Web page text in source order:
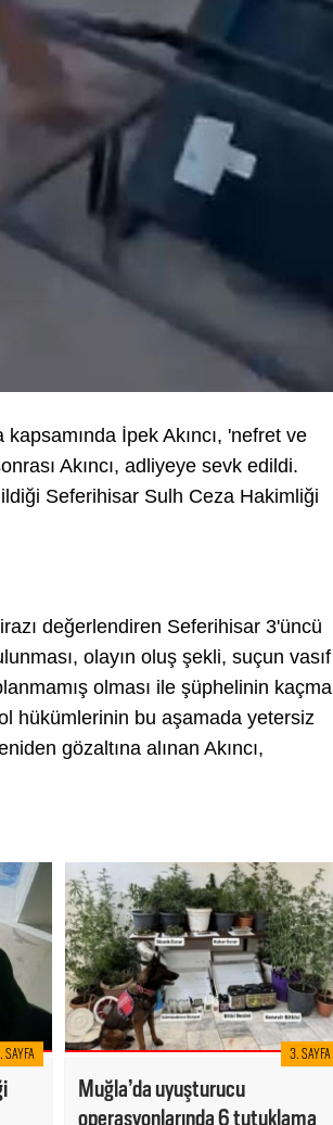
İpek Akıncı, 'nefret ve
Akıncı, adliyeye sevk edildi.
Seferihisar Sulh Ceza Hakimliği
değerlendiren Seferihisar 3'üncü
olayın oluş şekli, suçun vasıf
olması ile şüphelinin kaçma
hükümlerinin bu aşamada yetersiz
gözaltına alınan Akıncı,
SAYFA 3. SAYFA
Muğla’da uyuşturucu
operasyonlarında 6 tutuklama